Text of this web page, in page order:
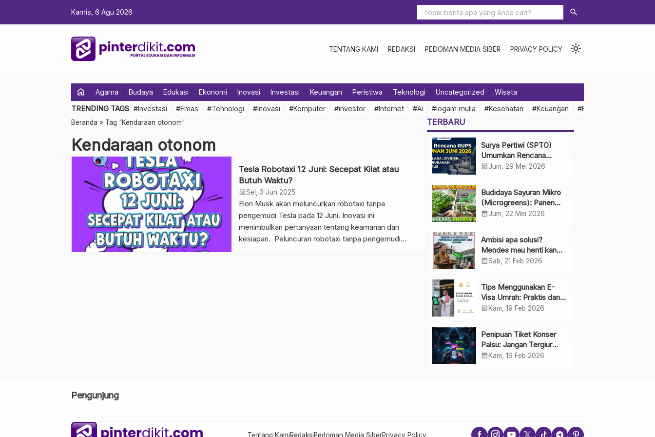
Kamis, 6 Agu 2026 search
TENTANG KAMI REDAKSI PEDOMAN MEDIA SIBER PRIVACY POLICY light_mode
home Agama Budaya Edukasi Ekonomi Inovasi Investasi Keuangan Peristiwa Teknologi Uncategorized Wisata
TRENDING TAGS #Investasi #Emas #Tehnologi #Inovasi #Komputer #investor #Internet #Ai #logam mulia #Kesehatan #Keuangan #Ekonomi Indonesia
Beranda » Tag "Kendaraan otonom"
Kendaraan otonom
Tesla Robotaxi 12 Juni: Secepat Kilat atau
Butuh Waktu?
calendar_monthSel, 3 Jun 2025
Elon Musk akan meluncurkan robotaxi tanpa
pengemudi Tesla pada 12 Juni. Inovasi ini
menimbulkan pertanyaan tentang keamanan dan
kesiapan. Peluncuran robotaxi tanpa pengemudi
TERBARU
Surya Pertiwi (SPTO)
Umumkan Rencana
RUPS Tahunan Juni 2026,
Penguru
calendar_monthJum, 29 Mei 2026
Budidaya Sayuran Mikro
(Microgreens): Panen
Cepat, Untung Besar
calendar_monthJum, 22 Mei 2026
Ambisi apa solusi?
Mendes mau henti kan
penyebaran minimarket
calendar_monthSab, 21 Feb 2026
Tips Menggunakan E-
Visa Umrah: Praktis dan
Cepat
calendar_month Kam, 19 Feb 2026
Penipuan Tiket Konser
Palsu: Jangan Tergiur
Penjualan di Media Sosial
calendar_month Kam, 19 Feb 2026
Pengunjung
Tentang KamiRedaksiPedoman Media SiberPrivacy Policy